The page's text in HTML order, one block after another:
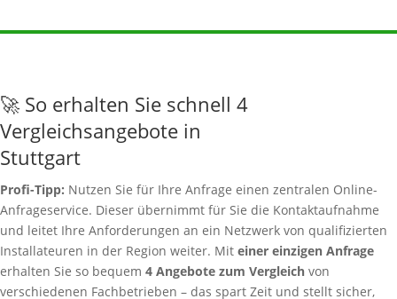
🚀 So erhalten Sie schnell 4
Vergleichsangebote in
Stuttgart
Profi-Tipp: Nutzen Sie für Ihre Anfrage einen zentralen Online-
Anfrageservice. Dieser übernimmt für Sie die Kontaktaufnahme
und leitet Ihre Anforderungen an ein Netzwerk von qualifizierten
Installateuren in der Region weiter. Mit einer einzigen Anfrage
erhalten Sie so bequem 4 Angebote zum Vergleich von
verschiedenen Fachbetrieben – das spart Zeit und stellt sicher,